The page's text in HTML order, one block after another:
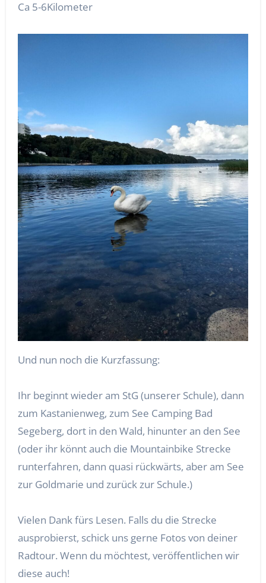
Ca 5-6Kilometer
Und nun noch die Kurzfassung:
Ihr beginnt wieder am StG (unserer Schule), dann
zum Kastanienweg, zum See Camping Bad
Segeberg, dort in den Wald, hinunter an den See
(oder ihr könnt auch die Mountainbike Strecke
runterfahren, dann quasi rückwärts, aber am See
zur Goldmarie und zurück zur Schule.)
Vielen Dank fürs Lesen. Falls du die Strecke
ausprobierst, schick uns gerne Fotos von deiner
Radtour. Wenn du möchtest, veröffentlichen wir
diese auch!